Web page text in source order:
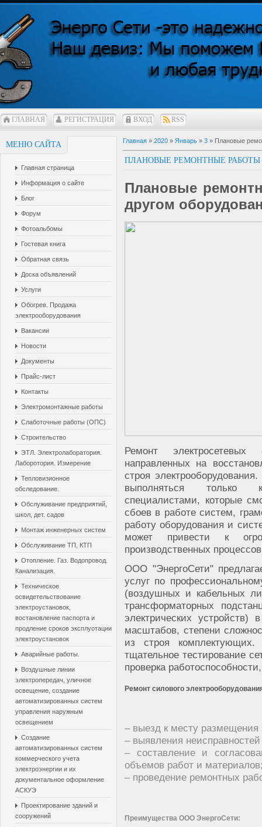
ГЛАВНАЯ РЕГИСТРАЦИЯ ВХОД RSS
МЕНЮ САЙТА
Главная страница
Информация о сайте
Блог
Форум
Фотоальбомы
Гостевая книга
Обратная связь
Доска объявлений
Услуги
Обогрев. Продажа
электрооборудования
Вакансии
Новости
Документы
Прайс-лист
Контакты
Электромонтажные работы
Слаботочные работы (ОПС)
Строительство
ЭТЛ. Электролаборатория.
Лаборотория. Измерение
Тепловизионное
обследование.
Обслуживание предприятий,
школ, дет. садов
Монтаж инженерных систем
Обслуживание ТП, КТП
Отопление. Газ. Водопровод.
Канализация.
Техническое
освидетельствование
электроустановок,
востановление паспорта и
продление сроков эксплуотации
электроустановок
Аварийные работы.
Воздушные линии
электропередач, уличное
освещение, создание
автоматизированных систем
управления наружным
освещением
Создание
автоматизированных систем
коммерческого учета
электроэнергии и их
документальное оформление
АСКУЭ
Проектирование зданий и
сооружений
Главная » 2020 » Январь » 3 » Плановые
ПЛАНОВЫЕ РЕМОНТНЫЕ РАБОТЫ
Плановые
другом
Ремонт электросетевых
направленных на
строя
выполняться только
специалистами, которые
сбоев в работе систем,
работу оборудования и
может привести к
производственных
ООО "ЭнергоСети"
услуг по
(воздушных и кабельных
трансформаторных
электрических
масштабов, степени
из строя комплектующих.
тщательное тестирование
проверка
Ремонт силового
– выезд к месту размещения
– выявления
– составление и
объемов работ и
– проведение ремонтных
Преимущества ООО ЭнергоСети: